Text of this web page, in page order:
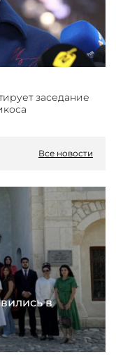
заседание
Все новости
в